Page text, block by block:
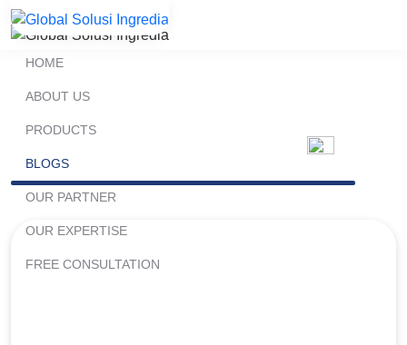
HOME
ABOUT US
PRODUCTS
BLOGS
OUR PARTNER
OUR EXPERTISE
FREE CONSULTATION
Mengolah Cokelat Blok untuk